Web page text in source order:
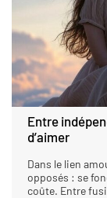
Entre
d’aimer
Dans le lien
opposés : se
coûte. Entre